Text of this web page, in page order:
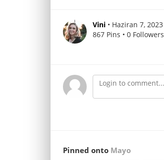
Vini • Haziran 7, 2023
867 Pins • 0 Followers
Pinned onto Mayo